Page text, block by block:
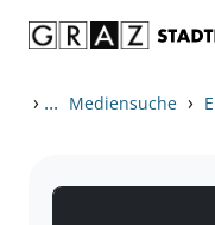
› ... Mediensuche ›